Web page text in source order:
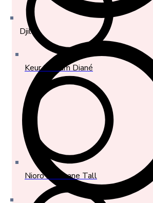
Djilor
Keur Saloum Diané
Nioro Alassane Tall